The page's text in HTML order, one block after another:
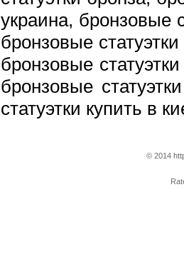
украина, бронзовые
бронзовые
бронзовые
бронзовые
статуэтки купить в
© 2014